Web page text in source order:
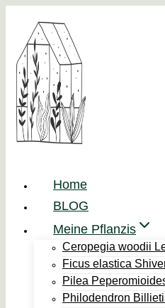
springen
Home
BLOG
Meine Pflanzis
Ceropegia woodii
Ficus elastica
Pilea
Philodendron